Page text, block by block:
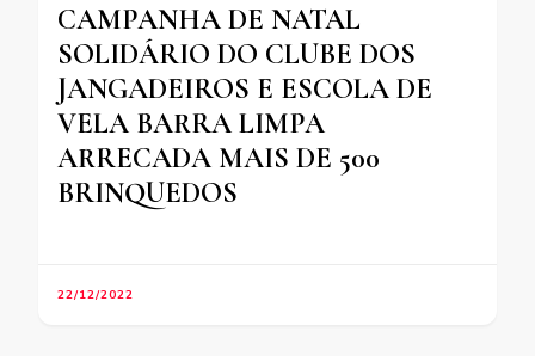
CAMPANHA DE NATAL
SOLIDÁRIO DO CLUBE DOS
JANGADEIROS E ESCOLA DE
VELA BARRA LIMPA
ARRECADA MAIS DE 500
BRINQUEDOS
22/12/2022